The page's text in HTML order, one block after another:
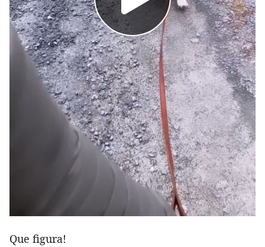
Que figura!